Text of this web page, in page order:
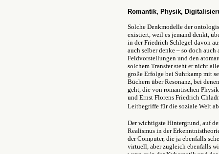
Romantik, Physik,
Solche Denkmodelle der
existiert, weil es jemand denkt,
in der Friedrich Schlegel davon
auch selber denke – so doch
Feldvorstellungen und den
solchem Transfer steht er nicht
große Erfolge bei Suhrkamp mit
Büchern über Resonanz, bei
geht, die von romantischen
und Ernst Florens Friedrich
Leitbegriffe für die soziale Welt
Der wichtigste Hintergrund, auf
Realismus in der
der Computer, die ja ebenfalls
virtuell, aber zugleich ebenfalls